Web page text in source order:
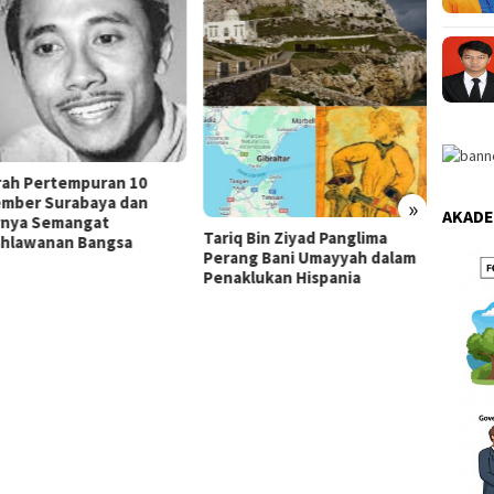
»
Pertempuran 10
Surabaya dan
Semangat
Bangsa
Tariq Bin Ziyad Panglima
Perang Bani Umayyah dalam
Penaklukan Hispania